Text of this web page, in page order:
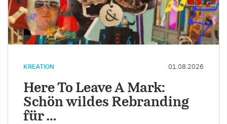
KREATION 01.08.2026
Here To Leave A Mark:
Schön wildes Rebranding
für …